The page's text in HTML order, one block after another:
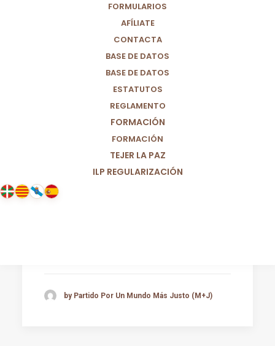
FORMULARIOS
AFÍLIATE
CONTACTA
BASE DE DATOS
BASE DE DATOS
ESTATUTOS
REGLAMENTO
FORMACIÓN
FORMACIÓN
TEJER LA PAZ
ILP REGULARIZACIÓN
by Partido Por Un Mundo Más Justo (M+J)